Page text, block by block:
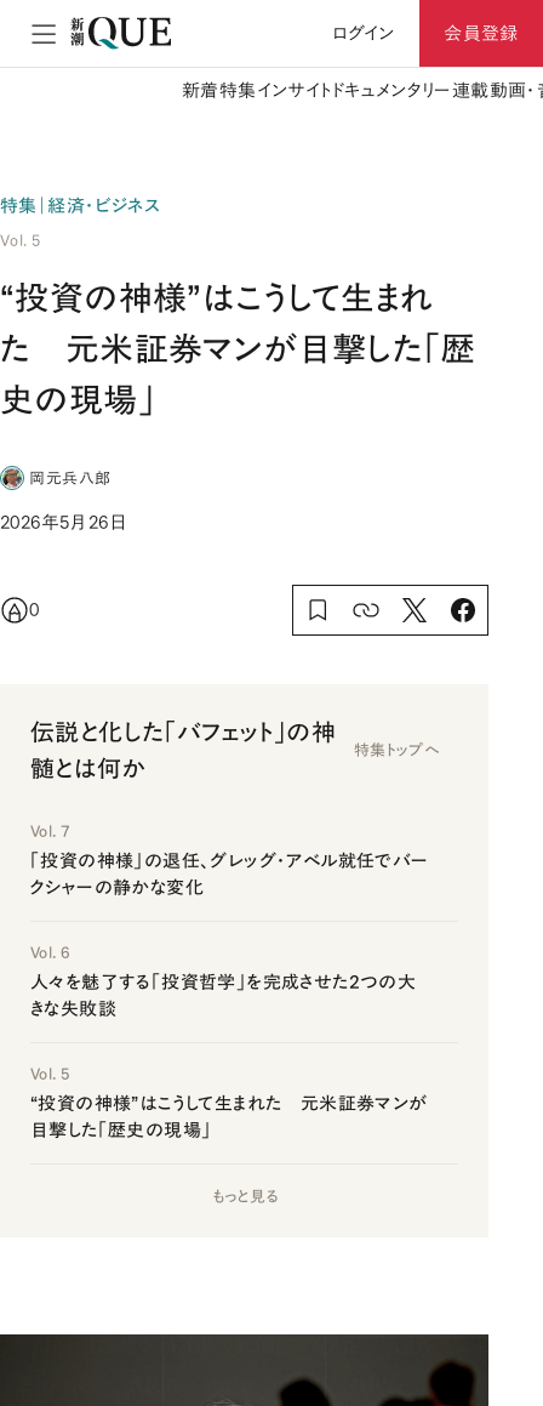
ログイン 会員登録
新着特集 インサイト ドキュメンタリー 連載動画
特集｜経済・ビジネス
Vol. 5
“投資の神様”はこうして生まれ
た 元米証券マンが目撃した「歴
史の現場」
岡元兵八郎
2026年5月26日
0
伝説と化した「バフェット」の神
髄とは何か
特集トップへ
Vol. 7
「投資の神様」の退任、グレッグ・アベル就任でバー
クシャーの静かな変化
Vol. 6
人々を魅了する「投資哲学」を完成させた2つの大
きな失敗談
Vol. 5
“投資の神様”はこうして生まれた 元米証券マンが
目撃した「歴史の現場」
もっと見る